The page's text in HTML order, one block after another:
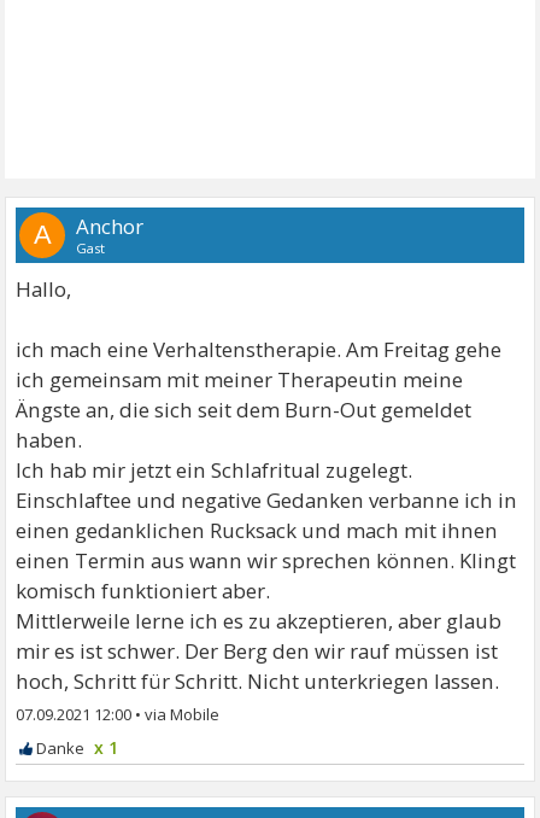
A Anchor
Gast
Hallo,
ich mach eine Verhaltenstherapie. Am Freitag gehe
ich gemeinsam mit meiner Therapeutin meine
Ängste an, die sich seit dem Burn-Out gemeldet
haben.
Ich hab mir jetzt ein Schlafritual zugelegt.
Einschlaftee und negative Gedanken verbanne ich in
einen gedanklichen Rucksack und mach mit ihnen
einen Termin aus wann wir sprechen können. Klingt
komisch funktioniert aber.
Mittlerweile lerne ich es zu akzeptieren, aber glaub
mir es ist schwer. Der Berg den wir rauf müssen ist
hoch, Schritt für Schritt. Nicht unterkriegen lassen.
07.09.2021 12:00 •
x 1